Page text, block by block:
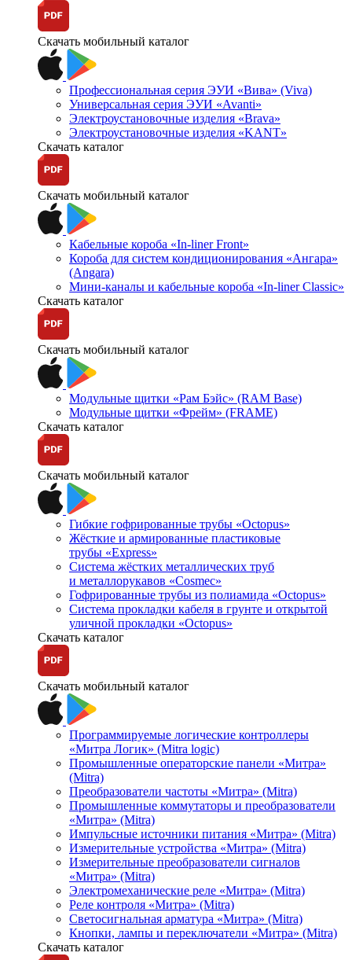
Скачать мобильный каталог
Профессиональная серия ЭУИ «Вива» (Viva)
Универсальная серия ЭУИ «Avanti»
Электроустановочные изделия «Brava»
Электроустановочные изделия «KANT»
Скачать каталог
Скачать мобильный каталог
Кабельные короба «In-liner Front»
Короба для систем кондиционирования «Ангара»
(Angara)
Мини-каналы и кабельные короба «In-liner Classic»
Скачать каталог
Скачать мобильный каталог
Модульные щитки «Рам Бэйс» (RAM Base)
Модульные щитки «Фрейм» (FRAME)
Скачать каталог
Скачать мобильный каталог
Гибкие гофрированные трубы «Octopus»
Жёсткие и армированные пластиковые
трубы «Express»
Система жёстких металлических труб
и металлорукавов «Cosmec»
Гофрированные трубы из полиамида «Octopus»
Система прокладки кабеля в грунте и открытой
уличной прокладки «Octopus»
Скачать каталог
Скачать мобильный каталог
Программируемые логические контроллеры
«Митра Логик» (Mitra logic)
Промышленные операторские панели «Митра»
(Mitra)
Преобразователи частоты «Митра» (Mitra)
Промышленные коммутаторы и преобразователи
«Митра» (Mitra)
Импульсные источники питания «Митра» (Mitra)
Измерительные устройства «Митра» (Mitra)
Измерительные преобразователи сигналов
«Митра» (Mitra)
Электромеханические реле «Митра» (Mitra)
Реле контроля «Митра» (Mitra)
Светосигнальная арматура «Митра» (Mitra)
Кнопки, лампы и переключатели «Митра» (Mitra)
Скачать каталог